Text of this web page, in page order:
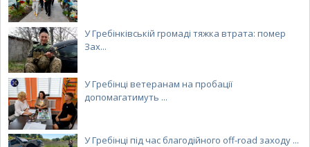
У Гребінківській громаді тяжка втрата: помер
Зах...
У Гребінці ветеранам на пробації
допомагатимуть ...
У Гребінці під час благодійного off-road заходу ...